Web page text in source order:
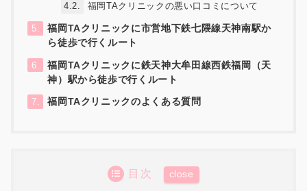
4.2. 福岡TAクリニックの悪い口コミについて
5.
福岡TAクリニックに市営地下鉄七隈線天神南駅か
ら徒歩で行くルート
6.
福岡TAクリニックに鉄天神大牟田線西鉄福岡（天
神）駅から徒歩で行くルート
7. 福岡TAクリニックのよくある質問
目次